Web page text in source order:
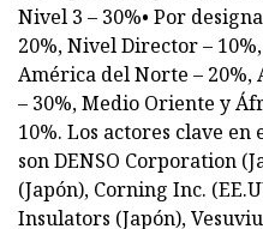
Nivel 3 – 30%• Por
20%, Nivel Director –
América del Norte – 20%,
– 30%, Medio Oriente y
10%. Los actores clave
son DENSO Corporation
(Japón), Corning Inc.
Insulators (Japón),